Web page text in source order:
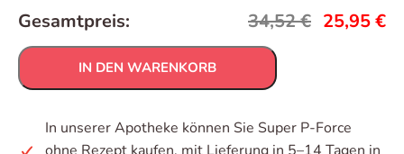
Gesamtpreis: 34,52€ 25,95€
IN DEN WARENKORB
In unserer Apotheke können Sie Super P-Force